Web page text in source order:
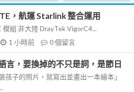
，航運 Starlink 整合運用
組 非大陸 DrayTek VigorC4...
1 小時前 0個留言
言，要換掉的不只是詞，是節日
孩子的照片，就寫出並畫出一本繪本」